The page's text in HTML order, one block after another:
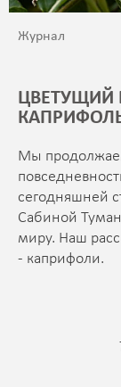
Журнал
ЦВЕТУЩИЙ
Мы
сегодняшней
Сабиной
миру. Наш
- каприфоли.